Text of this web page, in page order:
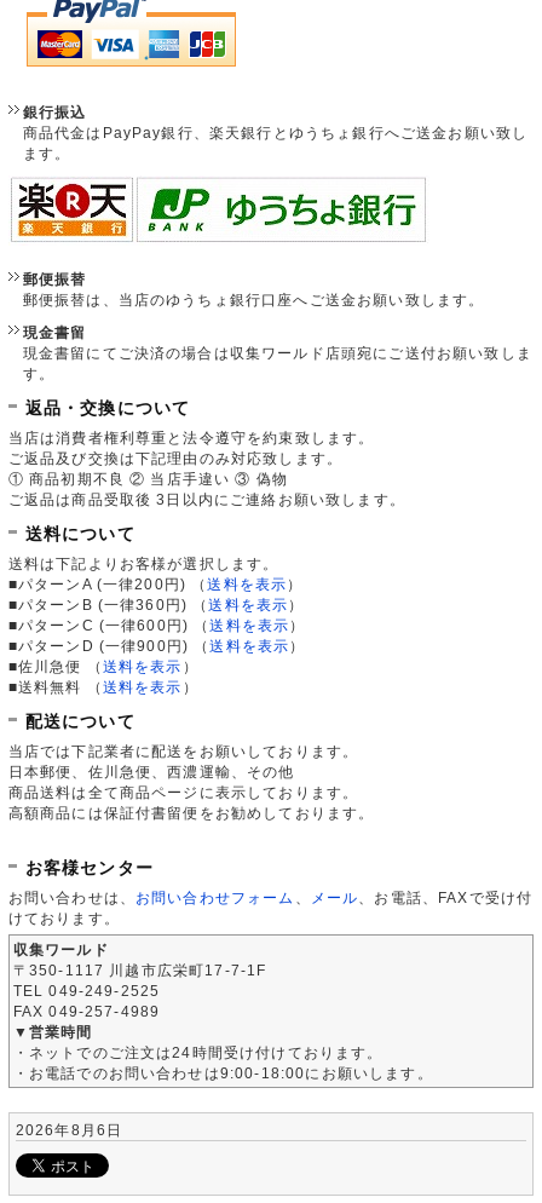
銀行振込
商品代金はPayPay銀行、楽天銀行とゆうちょ銀行へご送金お願い致し
ます。
郵便振替
郵便振替は、当店のゆうちょ銀行口座へご送金お願い致します。
現金書留
現金書留にてご決済の場合は収集ワールド店頭宛にご送付お願い致しま
す。
返品・交換について
当店は消費者権利尊重と法令遵守を約束致します。
ご返品及び交換は下記理由のみ対応致します。
① 商品初期不良 ② 当店手違い ③ 偽物
ご返品は商品受取後 3日以内にご連絡お願い致します。
送料について
送料は下記よりお客様が選択します。
■パターンA (一律200円)
（送料を表示 ）
■パターンB (一律360円)
（送料を表示 ）
■パターンC (一律600円)
（送料を表示 ）
■パターンD (一律900円)
（送料を表示 ）
■佐川急便
（ 送料を表示 ）
■送料無料
（ 送料を表示 ）
配送について
当店では下記業者に配送をお願いしております。
日本郵便、佐川急便、西濃運輸、その他
商品送料は全て商品ページに表示しております。
高額商品には保証付書留便をお勧めしております。
お客様センター
お問い合わせは、 お問い合わせフォーム メール 、お電話、FAXで受け付
けております。
収集ワールド
〒350-1117 川越市広栄町17-7-1F
TEL 049-249-2525
FAX 049-257-4989
▼営業時間
・ネットでのご注文は24時間受け付けております。
・お電話でのお問い合わせは9:00-18:00にお願いします。
2026年8月6日